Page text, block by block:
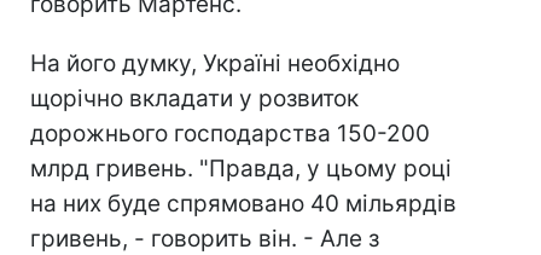
На його думку, Україні необхідно
щорічно вкладати у розвиток
дорожнього господарства 150-200
млрд гривень. "Правда, у цьому році
на них буде спрямовано 40 мільярдів
гривень, - говорить він. - Але з